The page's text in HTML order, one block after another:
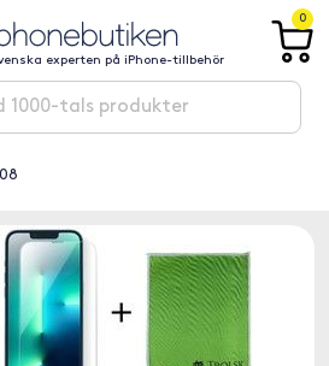
experten på iPhone-tillbehör
0